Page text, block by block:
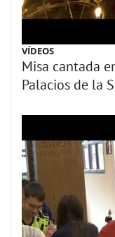
VÍDEOS
Misa cantada
Palacios de la